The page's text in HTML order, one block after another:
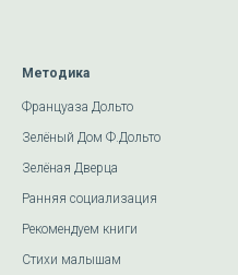
Методика
Француаза Дольто
Зелёный Дом Ф.Дольто
Зелёная Дверца
Ранняя социализация
Рекомендуем книги
Стихи малышам